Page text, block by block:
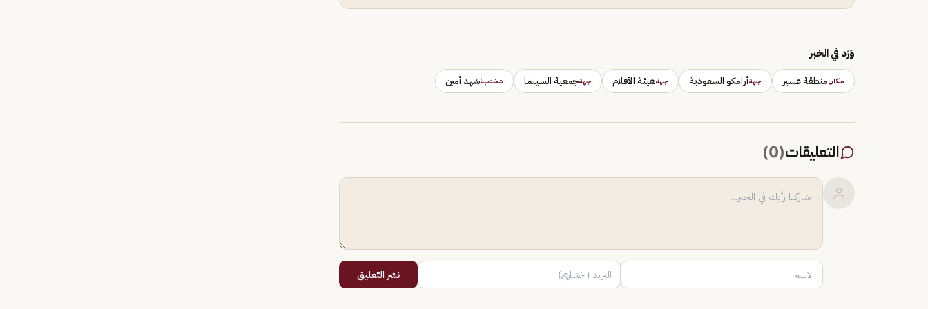
وَرَد في الخبر
مكانمنطقة عسير جهةأرامكو السعودية جهةهيئة الأفلام جهةجمعية السينما شخصيةشهد أمين
التعليقات(
0
)
نشر التعليق